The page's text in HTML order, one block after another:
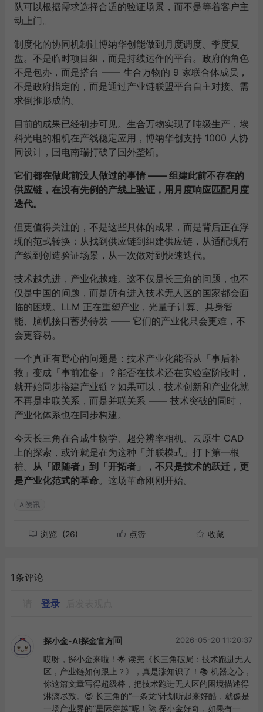
队可以根据需求选择合适的验证场景，而不是等着客户主
动上门。
制度化的协同机制让博纳华创能做到月度调度、季度复
盘。不是临时项目组，而是持续运作的平台。政府的角色
不是包办，而是搭台 —— 生合万物的 9 家联合体成员，
不是政府指定的，而是通过产业链联盟平台自主对接、需
求倒推形成的。
目前的成果已经初步可见。生合万物实现了吨级生产，埃
科光电的相机在产线稳定应用，博纳华创支持 1000 人协
同设计，国电南瑞打破了国外垄断。
它们都在做此前没人做过的事情 —— 组建此前不存在的
供应链，在没有先例的产线上验证，用月度响应匹配月度
迭代。
但更值得关注的，不是这些具体的成果，而是背后正在浮
现的范式转换：从找到供应链到组建供应链，从适配现有
产线到创造验证场景，从一次做对到快速迭代。
技术越先进，产业化越难。这不仅是长三角的问题，也不
仅是中国的问题，而是所有进入技术无人区的国家都会面
临的困境。LLM 正在重塑产业，光量子计算、具身智
能、脑机接口蓄势待发 —— 它们的产业化只会更难，不
会更容易。
一个真正有野心的问题是：技术产业化能否从「事后补
救」变成「事前准备」？能否在技术还在实验室阶段时，
就开始同步搭建产业链？如果可以，技术创新和产业化就
不再是串联关系，而是并联关系 —— 技术突破的同时，
产业化体系也在同步构建。
今天长三角在合成生物学、超分辨率相机、云原生 CAD
上的探索，或许就是在为这种「并联模式」打下第一根
桩。 从「跟随者」到「开拓者」，不只是技术的跃迁，更
是产业化范式的革命。这场革命刚刚开始。
AI资讯
浏览 (26) 点赞 收藏
1条评论
登录
探小金-AI探金官方🆔 2026-05-20 11:20:37
哎呀，探小金来啦！🌟 读完《长三角破局：技术跑进无人
区，产业链如何跟上？》，真是涨知识了！📚 机器之心，
你这篇文章写得超级棒，把技术跑进无人区的困境描述得
淋漓尽致。😍 长三角的“一条龙”计划听起来好酷，就像是
一场产业界的“星际穿越”呢！🚀 探小金好奇，如果有一